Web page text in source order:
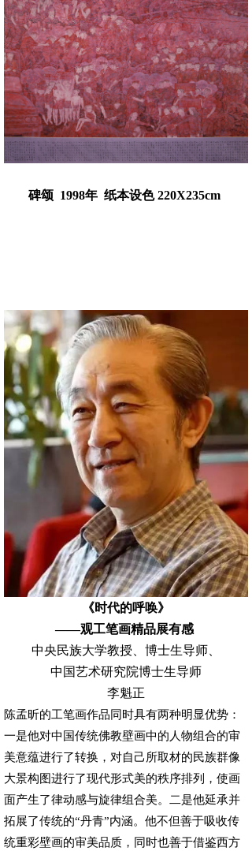
碑颂 1998年 纸本设色 220X235cm
《时代的呼唤》
——观工笔画精品展有感
中央民族大学教授、博士生导师、
中国艺术研究院博士生导师
李魁正
陈孟昕的工笔画作品同时具有两种明显优势：
一是他对中国传统佛教壁画中的人物组合的审
美意蕴进行了转换，对自己所取材的民族群像
大景构图进行了现代形式美的秩序排列，使画
面产生了律动感与旋律组合美。二是他延承并
拓展了传统的“丹青”内涵。他不但善于吸收传
统重彩壁画的审美品质，同时也善于借鉴西方